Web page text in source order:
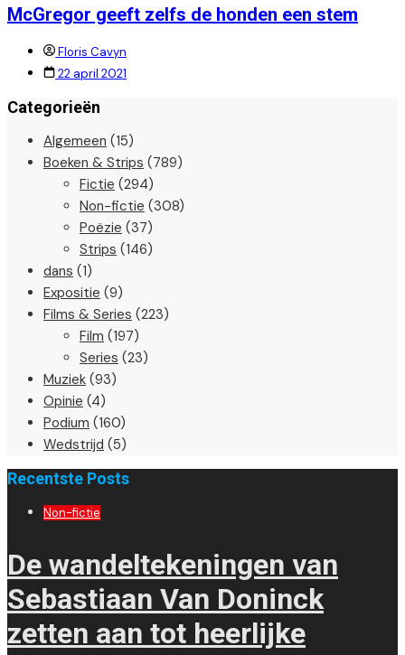
McGregor geeft zelfs de honden een stem
Floris Cavyn
22 april 2021
Categorieën
Algemeen (15)
Boeken & Strips (789)
Fictie (294)
Non-fictie (308)
Poëzie (37)
Strips (146)
dans (1)
Expositie (9)
Films & Series (223)
Film (197)
Series (23)
Muziek (93)
Opinie (4)
Podium (160)
Wedstrijd (5)
Recentste Posts
Non-fictie
De wandeltekeningen van
Sebastiaan Van Doninck
zetten aan tot heerlijke